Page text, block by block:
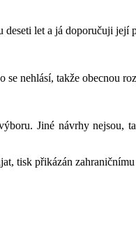
deseti let a já doporučuji její
nehlásí, takže obecnou
Jiné návrhy nejsou,
tisk přikázán